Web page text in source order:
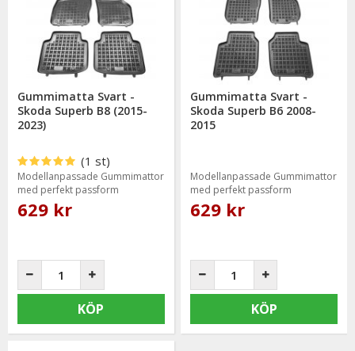
bevisat sig hålla en hög kvalitet och mycket god passform.
Gummimatta Svart -
Skoda Superb B8 (2015-
2023)
(1 st)
Modellanpassade Gummimattor
med perfekt passform
629 kr
KÖP
Gummimatta Svart -
Skoda Superb B6 2008-
2015
Modellanpassade Gummimattor
med perfekt passform
629 kr
KÖP